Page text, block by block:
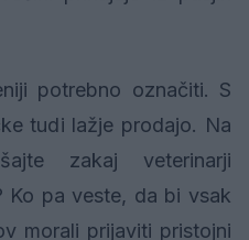
potrebno označiti. S
tudi lažje prodajo. Na
zakaj veterinarji
Ko pa veste, da bi vsak
morali prijaviti pristojni